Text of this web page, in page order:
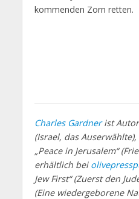
kommenden Zorn retten.
Charles Gardnerist Autor
(Israel, das
„Peace in Jerusalem“
erhältlich bei
Jew First“ (Zuerst den
(Eine wiedergeborene